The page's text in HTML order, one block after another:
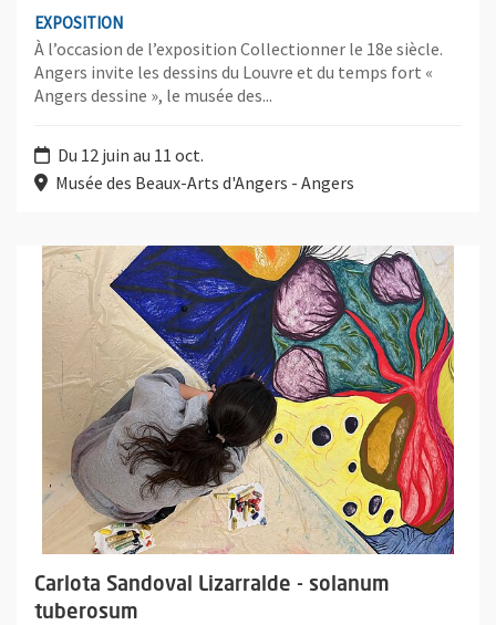
EXPOSITION
À l’occasion de l’exposition Collectionner le 18e siècle.
Angers invite les dessins du Louvre et du temps fort «
Angers dessine », le musée des...
Du 12 juin au 11 oct.
Musée des Beaux-Arts d'Angers - Angers
Carlota Sandoval Lizarralde - solanum
tuberosum
Plus d'information sur l'évènement : Carlota Sandoval